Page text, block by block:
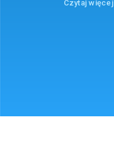
Czytaj więcej